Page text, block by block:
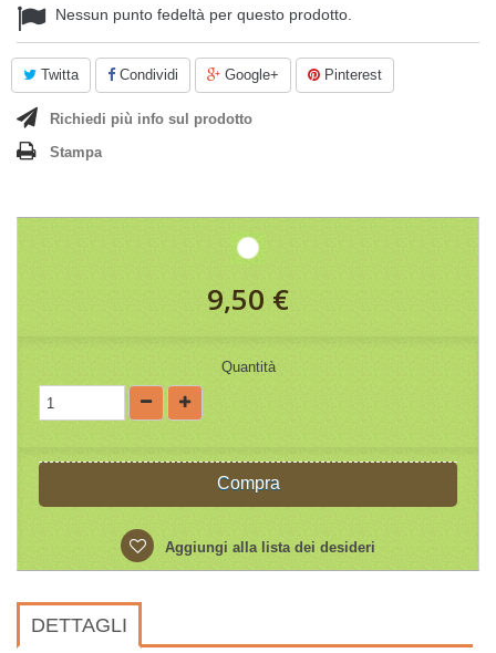
Nessun punto fedeltà per questo prodotto.
Twitta Condividi Google+ Pinterest
Richiedi più info sul prodotto
Stampa
9,50 €
Quantità
Compra
Aggiungi alla lista dei desideri
DETTAGLI